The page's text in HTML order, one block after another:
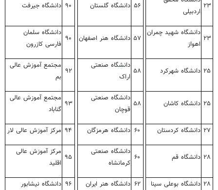
۲۳
اردبیلی
۵۶ دانشگاه گلستان ۹۰ دانشگاه جیرفت
۲۳
دانشگاه شهید چمران
اهواز
۵۷ دانشگاه هنر اصفهان ۹۰
دانشگاه سلمان
فارسی کازرون
۲۵ دانشگاه شهرکرد ۵۸
دانشگاه صنعتی
اراک
۹۲
مجتمع آموزش عالی
بم
۲۵ دانشگاه کاشان ۵۸
دانشگاه صنعتی
قوچان
۹۳
مجتمع آموزش عالی
گناباد
۲۷ دانشگاه کردستان ۶۰ دانشگاه هرمزگان ۹۴ مرکز آموزش عالی لار
۲۸ دانشگاه قم ۶۰
دانشگاه صنعتی
کرمانشاه
۹۵
مرکز آموزش عالی
اقلید
۲۸ دانشگاه بوعلی سینا ۶۲ دانشگاه هنر ایران ۹۶ دانشگاه نیشابور